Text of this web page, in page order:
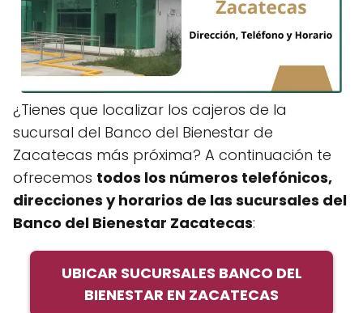
¿Tienes que localizar los cajeros de la
sucursal del Banco del Bienestar de
Zacatecas más próxima? A continuación te
ofrecemos todos los números telefónicos,
direcciones y horarios de las sucursales del
Banco del Bienestar Zacatecas:
UBICAR SUCURSALES BANCO DEL
BIENESTAR EN ZACATECAS